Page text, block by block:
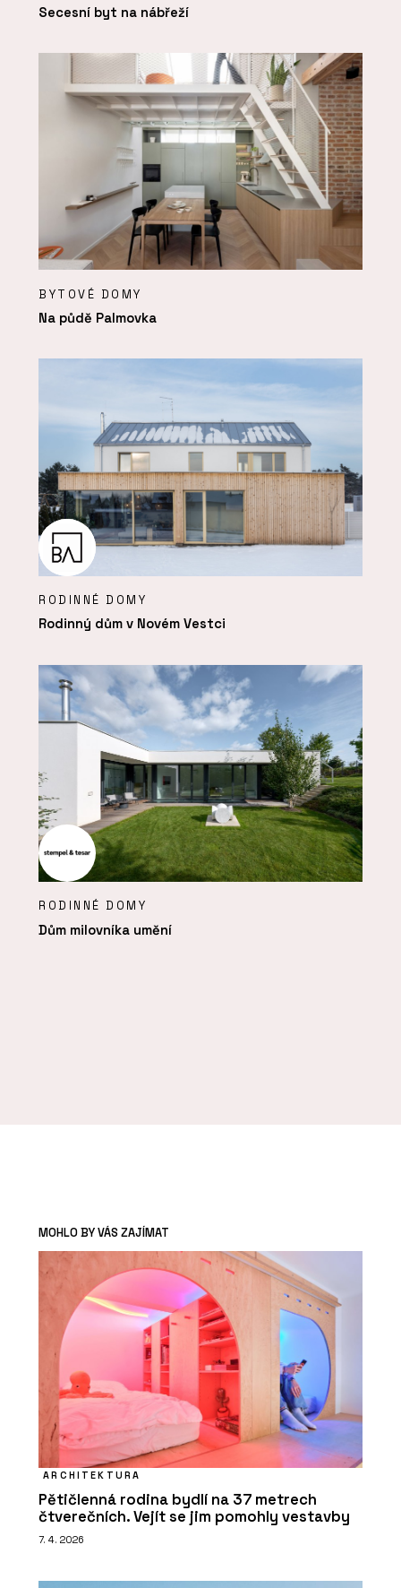
Secesní byt na nábřeží
BYTOVÉ DOMY
Na půdě Palmovka
RODINNÉ DOMY
Rodinný dům v Novém Vestci
RODINNÉ DOMY
Dům milovníka umění
MOHLO BY VÁS ZAJÍMAT
ARCHITEKTURA
Pětičlenná rodina bydlí na 37 metrech
čtverečních. Vejít se jim pomohly vestavby
7. 4. 2026